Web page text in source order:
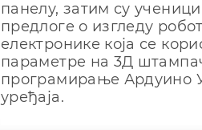
панелу, затим су
предлоге о изгледу
електронике која се
параметре на 3Д
програмирање Ардуино
уређаја.